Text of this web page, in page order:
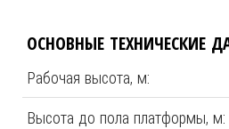
ОСНОВНЫЕ ТЕХНИЧЕСКИЕ
Рабочая высота, м:
Высота до пола платформы, м: